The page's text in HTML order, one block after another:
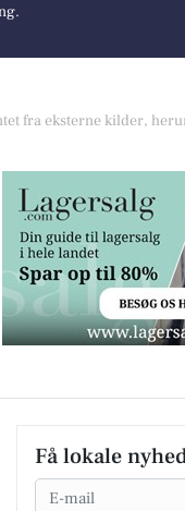
fra eksterne kilder,
Få lokale
Email